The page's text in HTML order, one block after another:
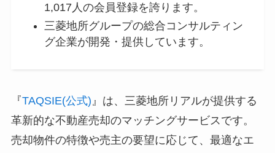
1,017人の会員登録を誇ります。
三菱地所グループの総合コンサルティン
グ企業が開発・提供しています。
『TAQSIE(公式)』は、三菱地所リアルが提供する
革新的な不動産売却のマッチングサービスです。
売却物件の特徴や売主の要望に応じて、最適なエ